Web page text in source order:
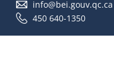
info@bei.gouv.qc.ca
450 640-1350